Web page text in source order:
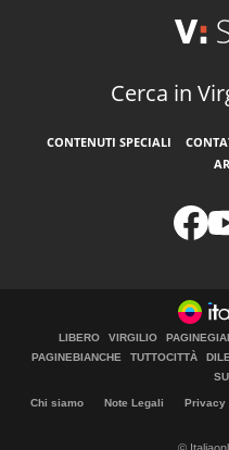
Cerca in
CONTENUTI SPECIALI
LIBERO VIRGILIO
PAGINEBIANCHE
TUTTOCITTÀ
Chi siamo Note Legali Privacy